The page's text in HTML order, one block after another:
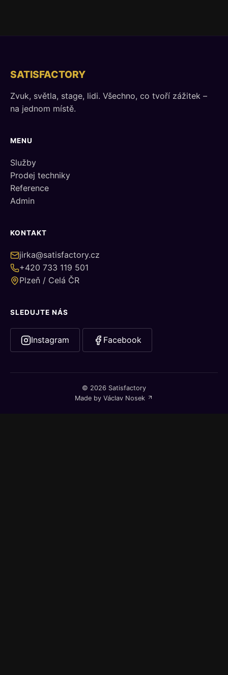
SATISFACTORY
Zvuk, světla, stage, lidi. Všechno, co tvoří zážitek –
na jednom místě.
MENU
Služby
Prodej techniky
Reference
Admin
KONTAKT
jirka@satisfactory.cz
+420 733 119 501
Plzeň / Celá ČR
SLEDUJTE NÁS
Instagram Facebook
© 2026 Satisfactory
Made by Václav Nosek